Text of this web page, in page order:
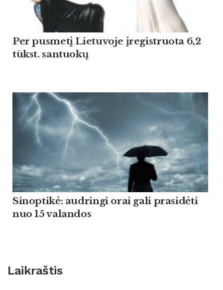
Per pusmetį Lietuvoje įregistruota 6,2
tūkst. santuokų
Sinoptikė: audringi orai gali prasidėti
nuo 15 valandos
Laikraštis